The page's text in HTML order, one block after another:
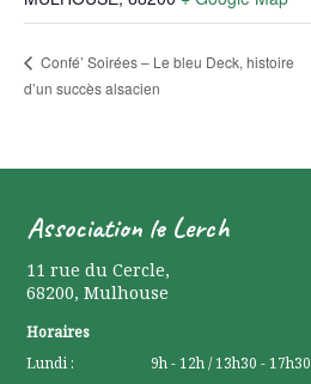
Confé’ Soirées – Le bleu Deck, histoire
d’un succès alsacien
Association le Lerch
11 rue du Cercle,
68200, Mulhouse
Horaires
Lundi :
9h - 12h / 13h30 - 17h30